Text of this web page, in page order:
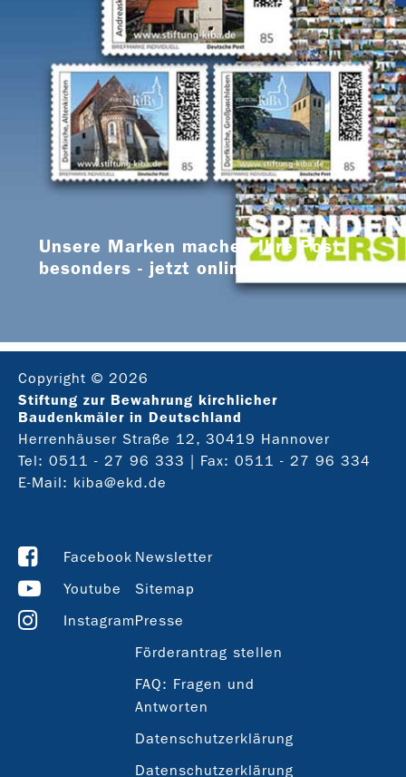
Unsere Marken machen Ihre Post
besonders - jetzt online bestellen
Copyright © 2026
Stiftung zur Bewahrung kirchlicher
Baudenkmäler in Deutschland
Herrenhäuser Straße 12, 30419 Hannover
Tel: 0511 - 27 96 333
| Fax: 0511 - 27 96 334
E-Mail: kiba@ekd.de
Facebook
Youtube
Instagram
Newsletter
Sitemap
Presse
Förderantrag stellen
FAQ: Fragen und
Antworten
Datenschutzerklärung
Datenschutzerklärung